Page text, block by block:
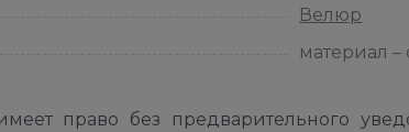
Велюр
материал –
право без предварительного